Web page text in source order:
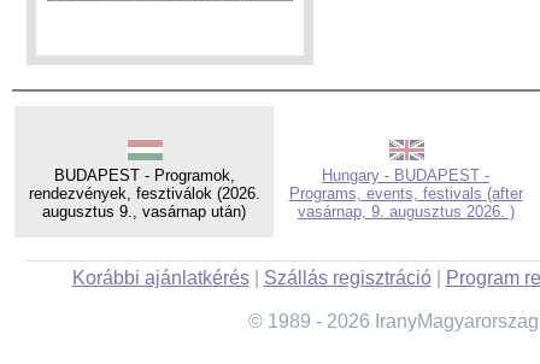
BUDAPEST - Programok,
rendezvények, fesztiválok (2026.
augusztus 9., vasárnap után)
Hungary - BUDAPEST -
Programs, events, festivals (after
vasárnap, 9. augusztus 2026. )
Korábbi ajánlatkérés| Szállás regisztráció| Program
© 1989 - 2026